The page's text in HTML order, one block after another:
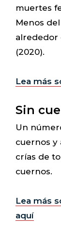
muertes
Menos
alrededor
(2020).
Lea más
Sin
Un
cuernos y
crías de
cuernos.
Lea más
aquí